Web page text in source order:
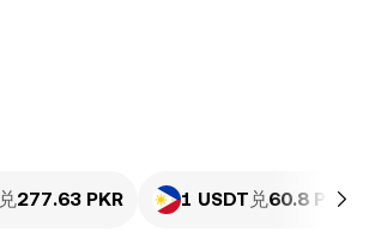
兑277.63 PKR 1 USDT 兑60.8 PHP